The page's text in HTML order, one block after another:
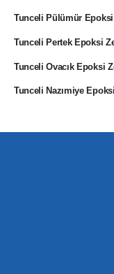
Tunceli Pülümür
Tunceli Pertek Epoksi
Tunceli Ovacık Epoksi
Tunceli Nazımiye